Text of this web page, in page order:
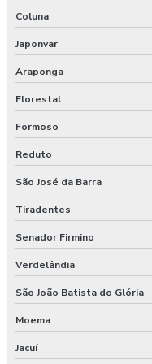
Coluna
Japonvar
Araponga
Florestal
Formoso
Reduto
São José da Barra
Tiradentes
Senador Firmino
Verdelândia
São João Batista do Glória
Moema
Jacuí